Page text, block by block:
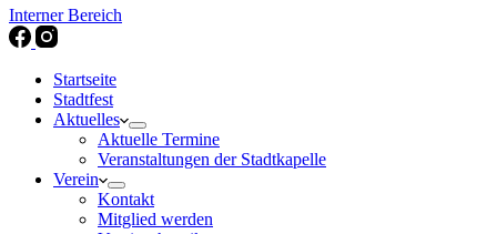
Interner Bereich
Startseite
Stadtfest
Aktuelles
Aktuelle Termine
Veranstaltungen der Stadtkapelle
Verein
Kontakt
Mitglied werden